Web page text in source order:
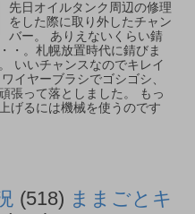
先日オイルタンク周辺の修理
をした際に取り外したチャン
バー。 ありえないくらい錆
・。札幌放置時代に錆びま
いいチャンスなのでキレイ
イヤーブラシでゴシゴシ、
張って落としました。 もっ
げるには機械を使うのです
(518) ままごとキ